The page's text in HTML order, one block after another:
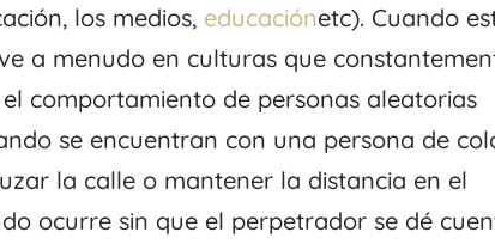
los medios, educaciónetc). Cuando
a menudo en culturas que
comportamiento de personas aleatorias
se encuentran con una persona de
la calle o mantener la distancia en el
ocurre sin que el perpetrador se dé